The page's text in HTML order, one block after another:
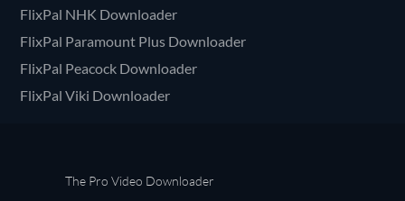
FlixPal NHK Downloader
FlixPal Paramount Plus Downloader
FlixPal Peacock Downloader
FlixPal Viki Downloader
The Pro Video Downloader